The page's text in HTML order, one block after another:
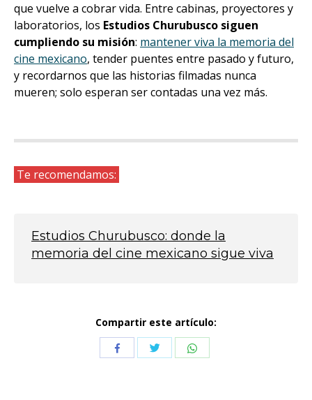
que vuelve a cobrar vida. Entre cabinas, proyectores y
laboratorios, los Estudios Churubusco siguen
cumpliendo su misión: mantener viva la memoria del
cine mexicano, tender puentes entre pasado y futuro,
y recordarnos que las historias filmadas nunca
mueren; solo esperan ser contadas una vez más.
Te recomendamos:
Estudios Churubusco: donde la
memoria del cine mexicano sigue viva
Compartir este artículo:
CompartirCompartirCompartir